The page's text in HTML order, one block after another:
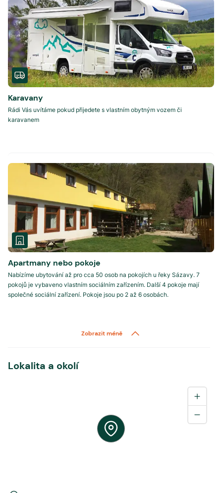
Karavany
Rádi Vás uvítáme pokud přijedete s vlastním obytným vozem či
karavanem
Apartmany nebo pokoje
Nabízíme ubytování až pro cca 50 osob na pokojích u řeky Sázavy. 7
pokojů je vybaveno vlastním sociálním zařízením. Další 4 pokoje mají
společné sociální zařízení. Pokoje jsou po 2 až 6 osobách.
Zobrazit méně
Lokalita a okolí